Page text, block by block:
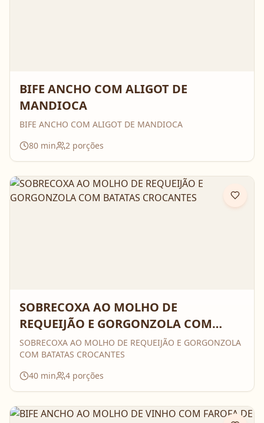
BIFE ANCHO COM ALIGOT DE
MANDIOCA
BIFE ANCHO COM ALIGOT DE MANDIOCA
80 min 2 porções
SOBRECOXA AO MOLHO DE
REQUEIJÃO E GORGONZOLA COM
BATATAS CROCANTES
SOBRECOXA AO MOLHO DE REQUEIJÃO E GORGONZOLA
COM BATATAS CROCANTES
40 min 4 porções